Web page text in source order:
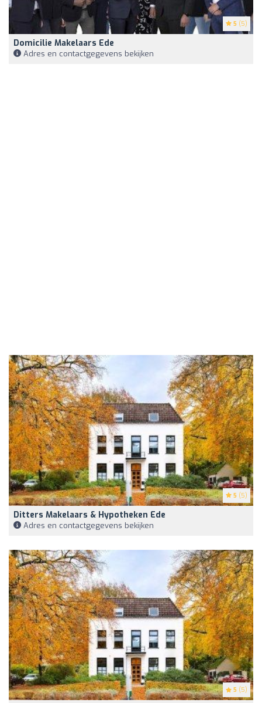
5 (5)
Domicilie Makelaars Ede
Adres en contactgegevens bekijken
5 (5)
Ditters Makelaars & Hypotheken Ede
Adres en contactgegevens bekijken
5 (5)